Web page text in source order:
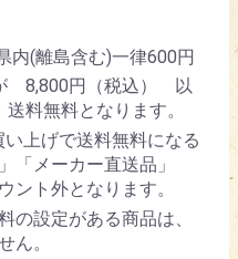
内(離島含む)一律600円
8,800円（税込） 以
料無料となります。
上げで送料無料になる
「メーカー直送品」
ント外となります。
の設定がある商品は、
ん。